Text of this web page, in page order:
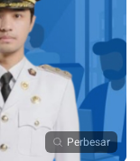
Perbesar